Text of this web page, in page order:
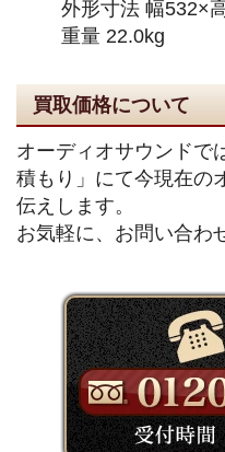
外形寸法 幅532×
重量 22.0kg
買取価格について
オーディオサウンドで
積もり」にて今現在の
伝えします。
お気軽に、お問い合わ